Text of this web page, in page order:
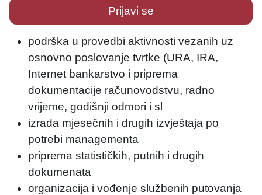
Prijavi se
podrška u provedbi aktivnosti vezanih uz
osnovno poslovanje tvrtke (URA, IRA,
Internet bankarstvo i priprema
dokumentacije računovodstvu, radno
vrijeme, godišnji odmori i sl
izrada mjesečnih i drugih izvještaja po
potrebi managementa
priprema statističkih, putnih i drugih
dokumenata
organizacija i vođenje službenih putovanja